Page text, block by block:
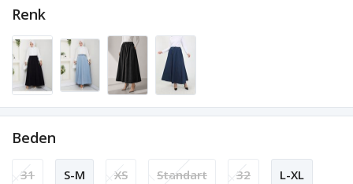
Renk
Beden
31 S-M XS Standart 32 L-XL